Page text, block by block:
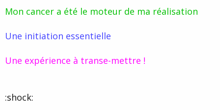
Mon cancer a été le moteur de ma réalisation
Une initiation essentielle
Une expérience à transe-mettre !
:shock: